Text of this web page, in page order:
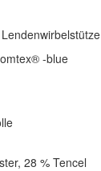
-blue
28 % Tencel